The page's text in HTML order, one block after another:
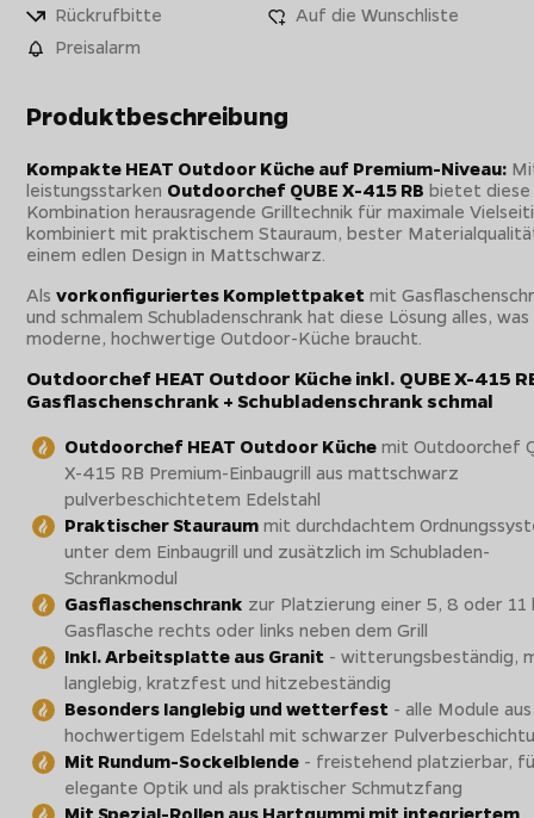
Rückrufbitte
Auf die Wunschliste
Preisalarm
Produktbeschreibung
Kompakte HEAT Outdoor Küche auf Premium-Niveau:
leistungsstarken Outdoorchef QUBE X-415 RB bietet diese
Kombination herausragende Grilltechnik für maximale
kombiniert mit praktischem Stauraum, bester
einem edlen Design in Mattschwarz.
Alsvorkonfiguriertes Komplettpaket mit
und schmalem Schubladenschrank hat diese Lösung alles,
moderne, hochwertige Outdoor-Küche braucht.
Outdoorchef HEAT Outdoor Küche inkl. QUBE X-415
Gasflaschenschrank + Schubladenschrank schmal
Outdoorchef HEAT Outdoor Küche mit Outdoorchef
X-415 RB Premium-Einbaugrill aus mattschwarz
pulverbeschichtetem Edelstahl
Praktischer Stauraum mit durchdachtem
unter dem Einbaugrill und zusätzlich im Schubladen-
Schrankmodul
Gasflaschenschrank zur Platzierung einer 5, 8 oder 11
Gasflasche rechts oder links neben dem Grill
Inkl. Arbeitsplatte aus Granit - witterungsbeständig,
langlebig, kratzfest und hitzebeständig
Besonders langlebig und wetterfest - alle Module aus
hochwertigem Edelstahl mit schwarzer
Mit Rundum-Sockelblende - freistehend platzierbar,
elegante Optik und als praktischer Schmutzfang